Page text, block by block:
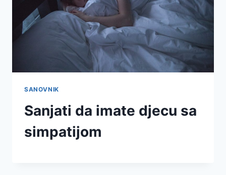
SANOVNIK
Sanjati da imate djecu sa
simpatijom